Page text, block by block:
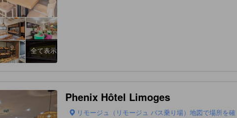
全て表示
Phenix Hôtel Limoges
リモージュ（リモージュ バス乗り場）地図で場所を確